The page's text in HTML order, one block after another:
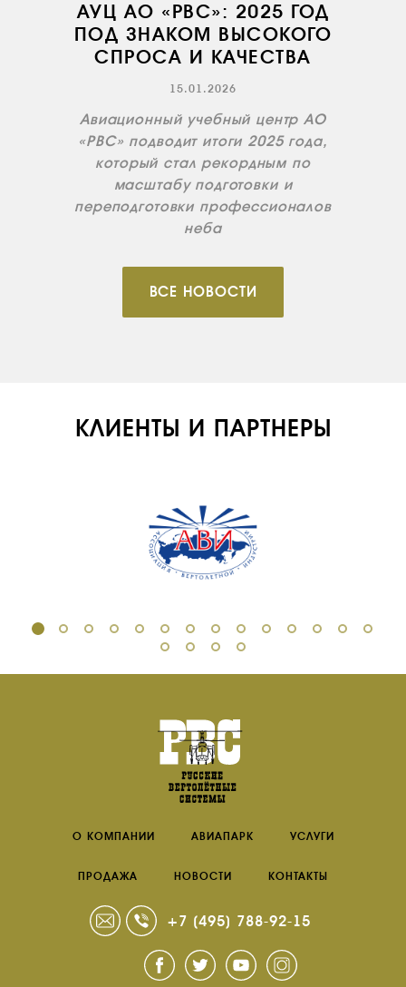
НОВОСТИ
АУЦ АО «РВС»: 2025 ГОД
ПОД ЗНАКОМ ВЫСОКОГО
СПРОСА И КАЧЕСТВА
15.01.2026
Авиационный учебный центр АО
«РВС» подводит итоги 2025 года,
который стал рекордным по
масштабу подготовки и
переподготовки профессионалов
неба
ВСЕ НОВОСТИ
КЛИЕНТЫ И ПАРТНЕРЫ
О КОМПАНИИ АВИАПАРК УСЛУГИ
ПРОДАЖА НОВОСТИ КОНТАКТЫ
+7 (495) 788-92-15